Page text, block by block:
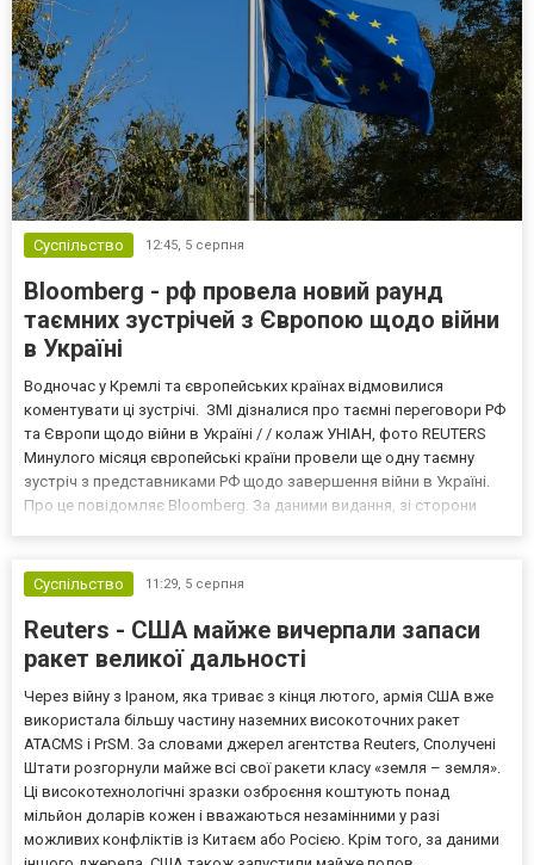
Суспільство 12:45, 5 серпня
Bloomberg - рф провела новий раунд
таємних зустрічей з Європою щодо війни
в Україні
Водночас у Кремлі та європейських країнах відмовилися
коментувати ці зустрічі. ЗМІ дізналися про таємні переговори РФ
та Європи щодо війни в Україні / / колаж УНІАН, фото REUTERS
Минулого місяця європейські країни провели ще одну таємну
зустріч з представниками РФ щодо завершення війни в Україні.
Про це повідомляє Bloomberg. За даними видання, зі сторони
Суспільство
11:29, 5 серпня
Reuters - США майже вичерпали запаси
ракет великої дальності
Через війну з Іраном, яка триває з кінця лютого, армія США вже
використала більшу частину наземних високоточних ракет
ATACMS і PrSM. За словами джерел агентства Reuters, Сполучені
Штати розгорнули майже всі свої ракети класу «земля – земля».
Ці високотехнологічні зразки озброєння коштують понад
мільйон доларів кожен і вважаються незамінними у разі
можливих конфліктів із Китаєм або Росією. Крім того, за даними